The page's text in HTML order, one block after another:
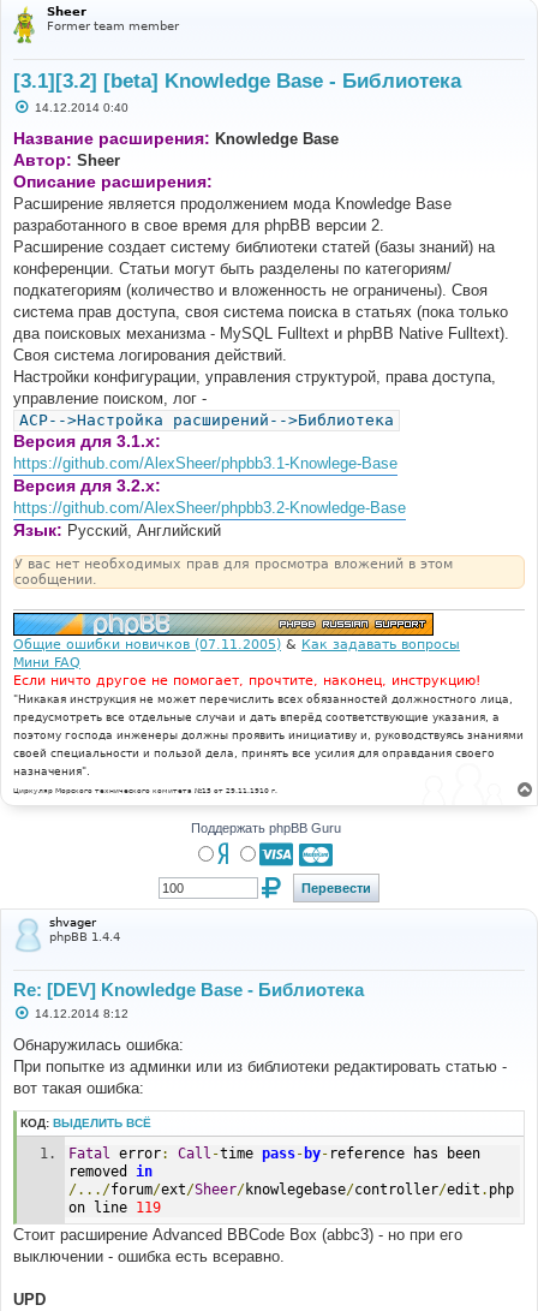
Sheer
Former team member
[3.1][3.2] [beta] Knowledge Base - Библиотека
С
о
б
щ
е
н
и
е
14.12.2014 0:40
Название расширения: Knowledge Base
Автор: Sheer
Описание расширения:
Расширение является продолжением мода Knowledge Base
разработанного в свое время для phpBB версии 2.
Расширение создает систему библиотеки статей (базы знаний) на
конференции. Статьи могут быть разделены по категориям/
подкатегориям (количество и вложенность не ограничены). Своя
система прав доступа, своя система поиска в статьях (пока только
два поисковых механизма - MySQL Fulltext и phpBB Native Fulltext).
Своя система логирования действий.
Настройки конфигурации, управления структурой, права доступа,
управление поиском, лог -
ACP-->Настройка расширений-->Библиотека
Версия для 3.1.x:
https://github.com/AlexSheer/phpbb3.1-Knowlege-Base
Версия для 3.2.x:
https://github.com/AlexSheer/phpbb3.2-Knowledge-Base
Язык: Русский, Английский
У вас нет необходимых прав для просмотра вложений в этом
сообщении.
Общие ошибки новичков (07.11.2005) & Как задавать вопросы
Мини FAQ
Если ничто другое не помогает, прочтите, наконец, инструкцию!
"Никакая инструкция не может перечислить всех обязанностей должностного лица,
предусмотреть все отдельные случаи и дать вперёд соответствующие указания, а
поэтому господа инженеры должны проявить инициативу и, руководствуясь знаниями
своей специальности и пользой дела, принять все усилия для оправдания своего
назначения".
Циркуляр Морского технического комитета №15 от 29.11.1910 г.
Поддержать phpBB Guru
shvager
phpBB 1.4.4
Re: [DEV] Knowledge Base - Библиотека
С
о
б
щ
е
н
и
е
14.12.2014 8:12
Обнаружилась ошибка:
При попытке из админки или из библиотеки редактировать статью -
вот такая ошибка:
КОД: ВЫДЕЛИТЬ ВСЁ
Fatal error: Call -time pass- by- reference has been
removed in
/.../forum/ext/Sheer/knowlegebase/controller/edit . php
on line 119
Стоит расширение Advanced BBCode Box (abbc3) - но при его
выключении - ошибка есть всеравно.
UPD